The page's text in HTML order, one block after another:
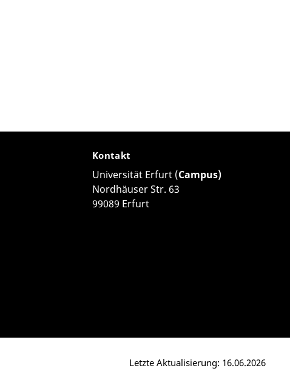
Kontakt
Universität Erfurt (Campus)
Nordhäuser Str. 63
99089 Erfurt
Letzte Aktualisierung: 16.06.2026